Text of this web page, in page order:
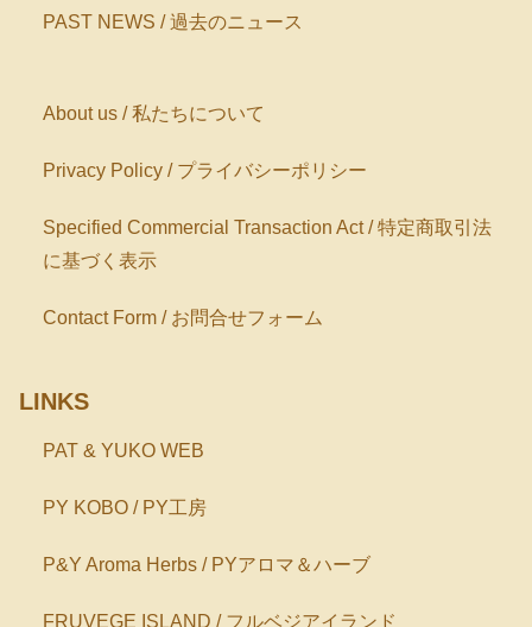
PAST NEWS / 過去のニュース
About us / 私たちについて
Privacy Policy / プライバシーポリシー
Specified Commercial Transaction Act / 特定商取引法
に基づく表示
Contact Form / お問合せフォーム
LINKS
PAT & YUKO WEB
PY KOBO / PY工房
P&Y Aroma Herbs / PYアロマ＆ハーブ
FRUVEGE ISLAND / フルベジアイランド